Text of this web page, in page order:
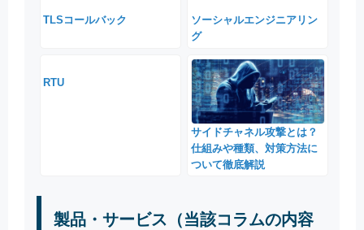
TLSコールバック
ソーシャルエンジニアリン
グ
RTU
サイドチャネル攻撃とは？
仕組みや種類、対策方法に
ついて徹底解説
製品・サービス（当該コラムの内容